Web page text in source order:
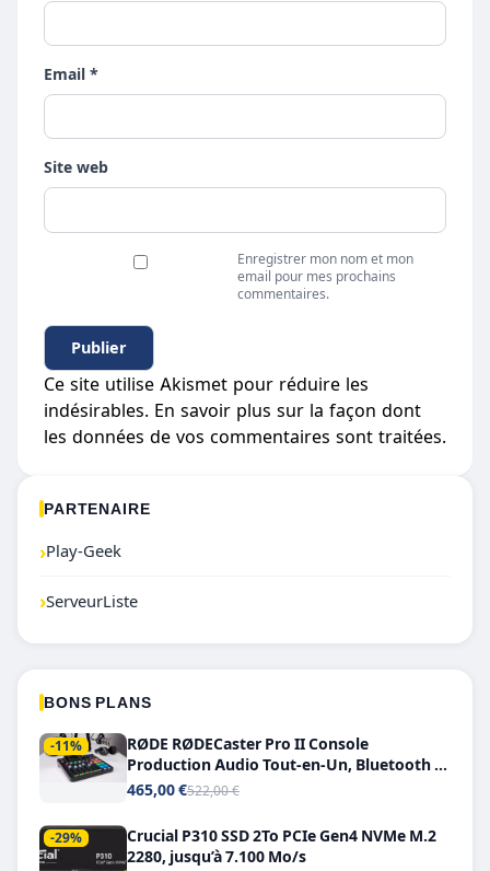
Email *
Site web
Enregistrer mon nom et mon
email pour mes prochains
commentaires.
Ce site utilise Akismet pour réduire les
indésirables. En savoir plus sur la façon dont
les données de vos commentaires sont traitées.
PARTENAIRE
›Play-Geek
›ServeurListe
BONS PLANS
-11%
RØDE RØDECaster Pro II Console
Production Audio Tout-en-Un, Bluetooth et
Double USB-C
465,00 €522,00 €
-29%
Crucial P310 SSD 2To PCIe Gen4 NVMe M.2
2280, jusqu’à 7.100 Mo/s